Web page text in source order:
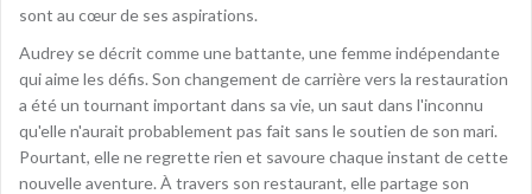
sont au cœur de ses aspirations.
Audrey se décrit comme une battante, une femme indépendante
qui aime les défis. Son changement de carrière vers la restauration
a été un tournant important dans sa vie, un saut dans l'inconnu
qu'elle n'aurait probablement pas fait sans le soutien de son mari.
Pourtant, elle ne regrette rien et savoure chaque instant de cette
nouvelle aventure. À travers son restaurant, elle partage son